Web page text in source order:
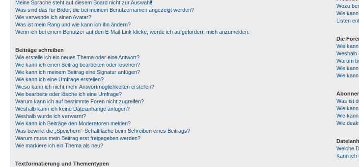
Meine Sprache steht auf diesem Board nicht zur Auswahl!
Was sind das für Bilder, die bei meinem Benutzernamen angezeigt werden?
Wie verwende ich einen Avatar?
Was ist mein Rang und wie kann ich ihn ändern?
Wenn ich bei einem Benutzer auf den E-Mail-Link klicke, werde ich aufgefordert, mich anzumelden.
Beiträge schreiben
Wie erstelle ich ein neues Thema oder eine Antwort?
Wie kann ich einen Beitrag bearbeiten oder löschen?
Wie kann ich meinem Beitrag eine Signatur anfügen?
Wie kann ich eine Umfrage erstellen?
Wieso kann ich nicht mehr Antwortmöglichkeiten erstellen?
Wie bearbeite oder lösche ich eine Umfrage?
Warum kann ich auf bestimmte Foren nicht zugreifen?
Weshalb kann ich keine Dateianhänge anfügen?
Weshalb wurde ich verwarnt?
Wie kann ich Beiträge den Moderatoren melden?
Was bewirkt die „Speichern“-Schaltfläche beim Schreiben eines Beitrags?
Warum muss mein Beitrag erst freigegeben werden?
Wie markiere ich ein Thema als neu?
Textformatierung und Thementypen
Wozu
Wie
Listen
Die
Wie
Weshalb
Warum
Wie
Wie
Was ist
Wie
Wie
Wie
Welche
Kann ich